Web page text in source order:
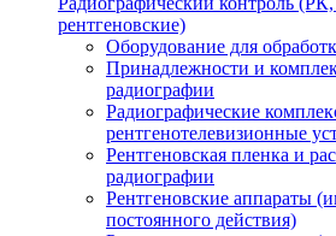
рентгеновские)
Оборудование для
Принадлежности и
радиографии
Радиографические
рентгенотелевизионные
Рентгеновская пленка и
радиографии
Рентгеновские аппараты
постоянного действия)